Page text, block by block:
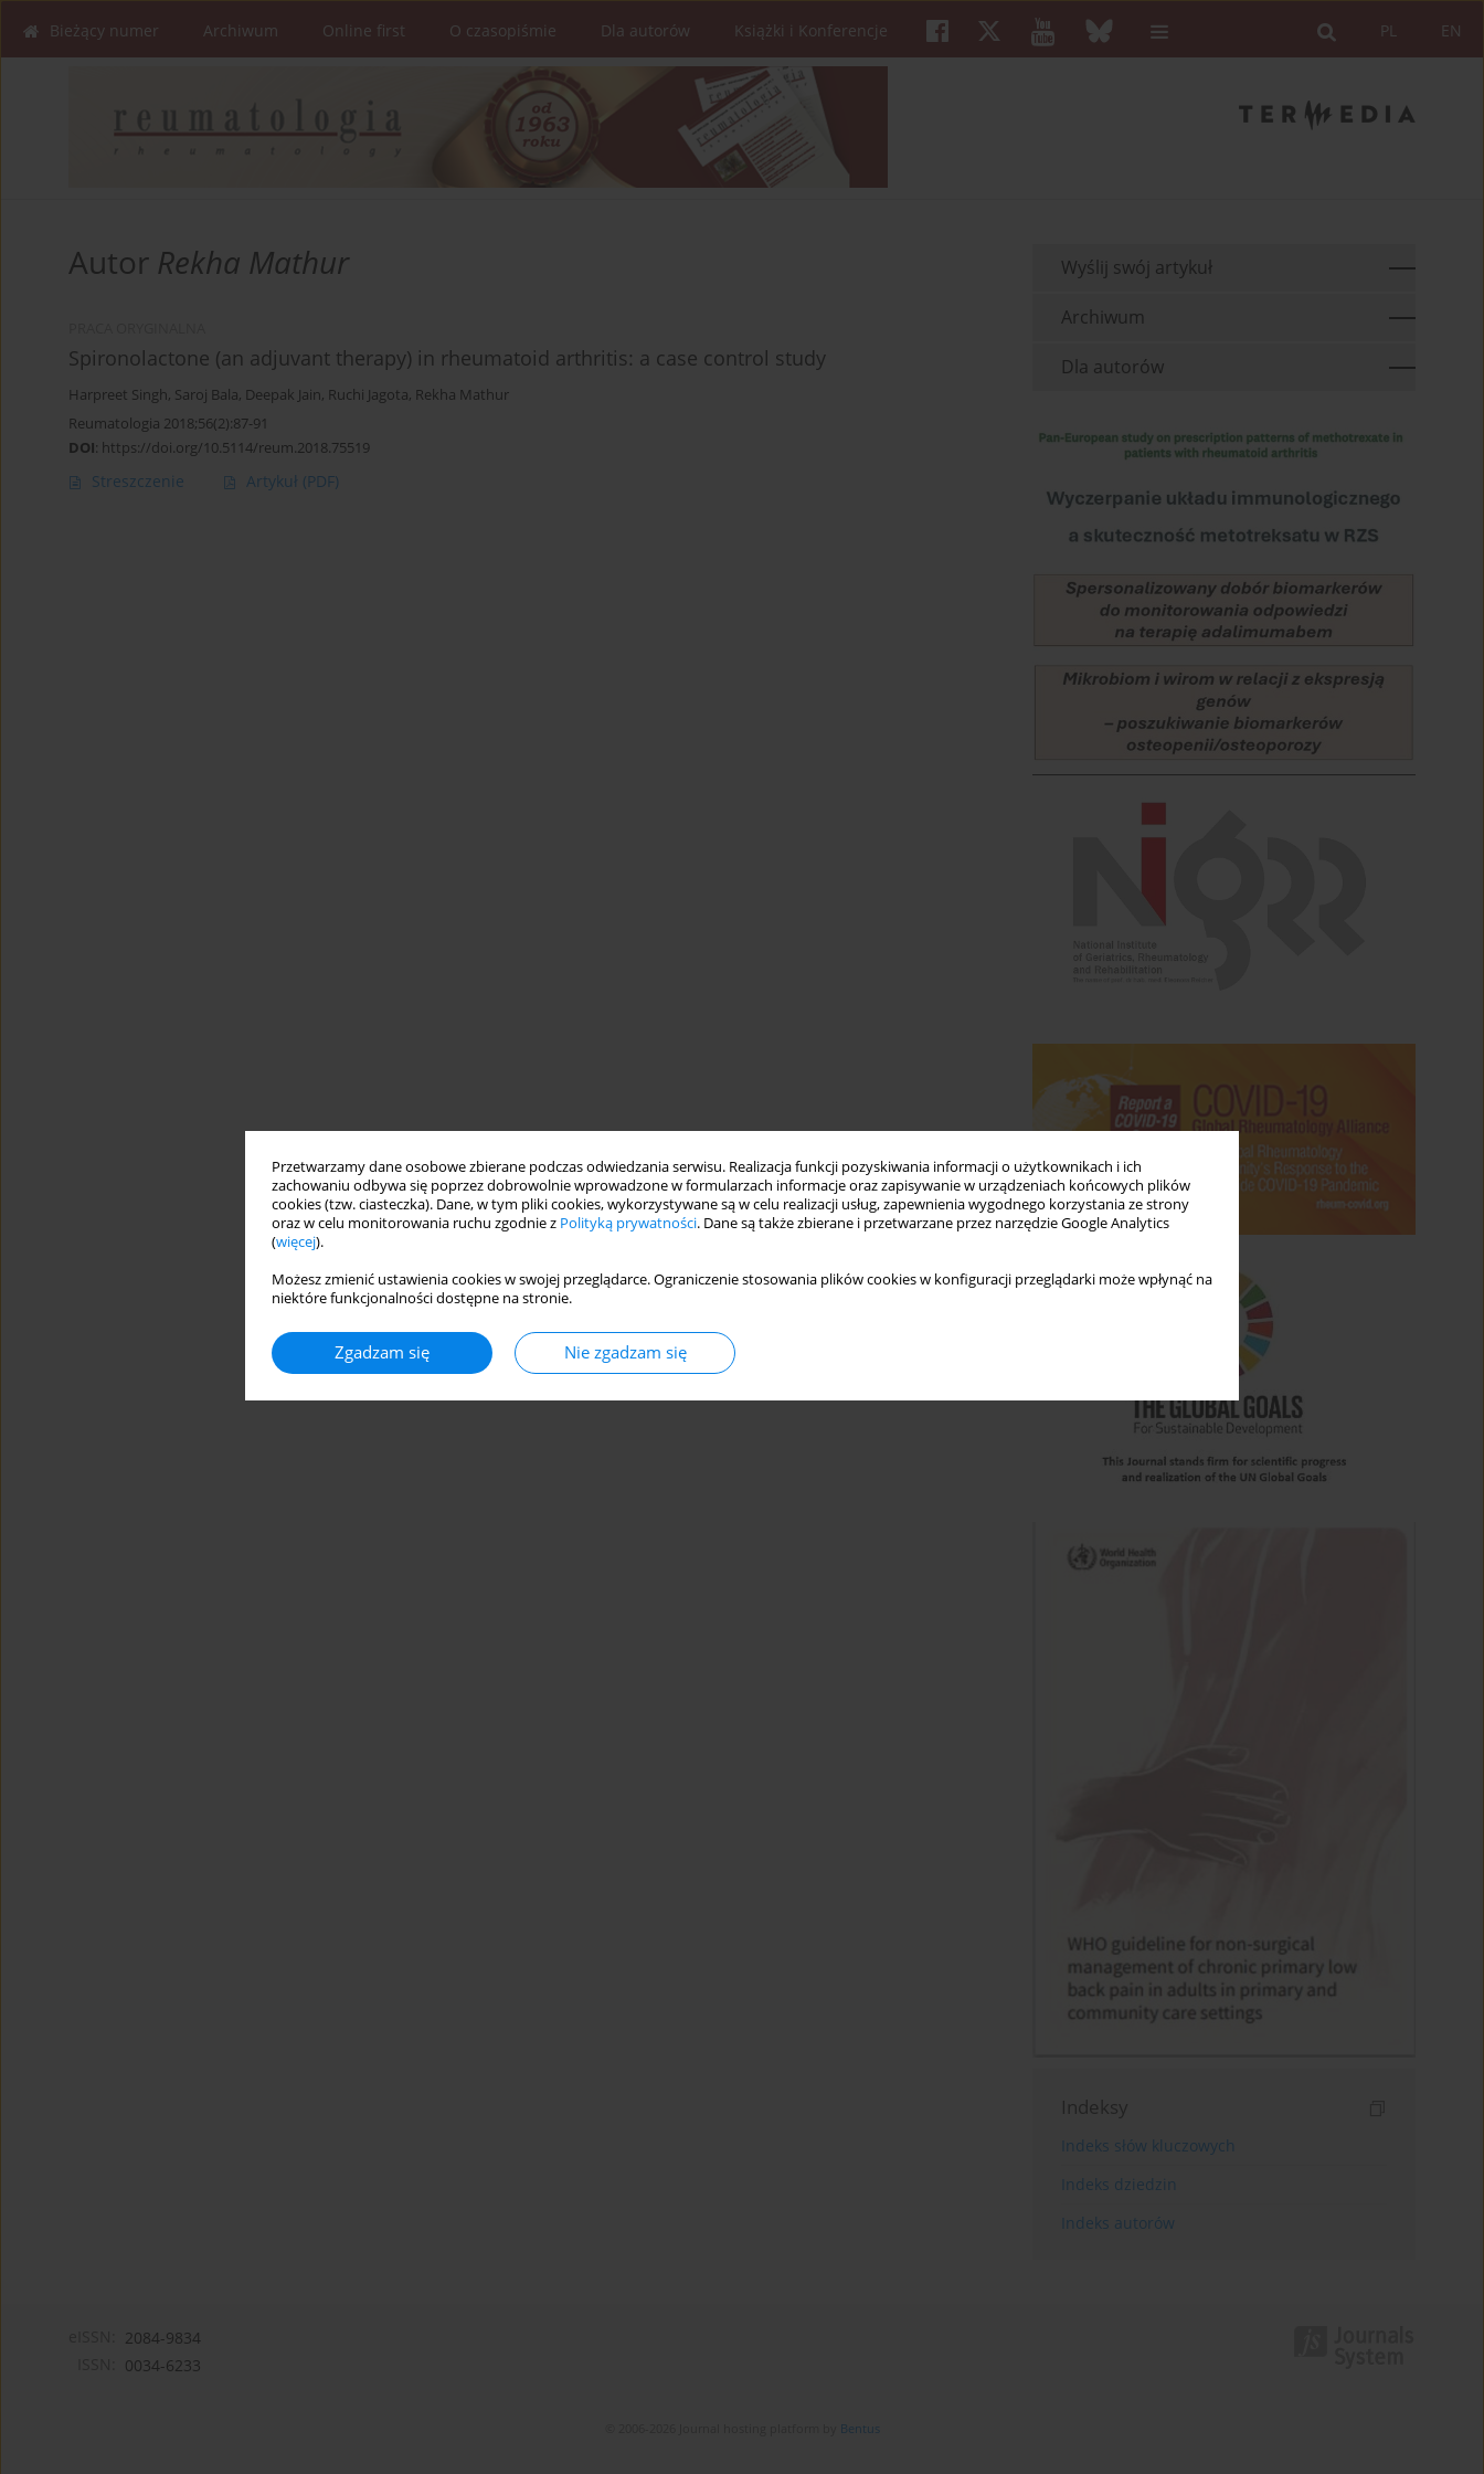
Przetwarzamy dane osobowe zbierane podczas odwiedzania serwisu. Realizacja funkcji pozyskiwania informacji o użytkownikach i ich
zachowaniu odbywa się poprzez dobrowolnie wprowadzone w formularzach informacje oraz zapisywanie w urządzeniach końcowych plików
cookies (tzw. ciasteczka). Dane, w tym pliki cookies, wykorzystywane są w celu realizacji usług, zapewnienia wygodnego korzystania ze strony
oraz w celu monitorowania ruchu zgodnie z Polityką prywatności. Dane są także zbierane i przetwarzane przez narzędzie Google Analytics
(więcej).
Możesz zmienić ustawienia cookies w swojej przeglądarce. Ograniczenie stosowania plików cookies w konfiguracji przeglądarki może wpłynąć na
niektóre funkcjonalności dostępne na stronie.
Zgadzam się Nie zgadzam się
EN
PL
Bieżący numer Archiwum Online first O czasopiśmie Dla autorów Książki i Konferencje
Autor Rekha Mathur
Spironolactone (an adjuvant therapy) in rheumatoid arthritis: a case control study
Harpreet Singh, Saroj Bala, Deepak Jain, Ruchi Jagota, Rekha Mathur
Reumatologia 2018;56(2):87-91
DOI: https://doi.org/10.5114/reum.2018.75519
Streszczenie Artykuł (PDF)
Wyślij swój artykuł
Archiwum
Dla autorów
Indeksy
Indeks słów kluczowych
Indeks dziedzin
Indeks autorów
2084-9834
0034-6233
Bentus